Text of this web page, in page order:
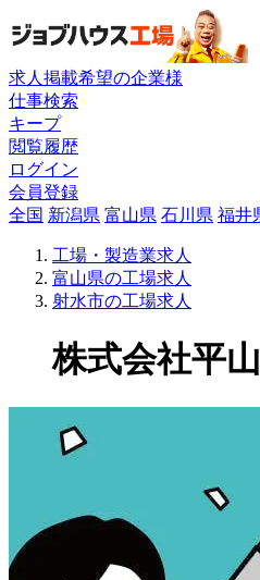
求人掲載希望の企業様
仕事検索
キープ
閲覧履歴
ログイン
会員登録
全国 新潟県 富山県 石川県 福井
工場・製造業求人
富山県の工場求人
射水市の工場求人
株式会社平